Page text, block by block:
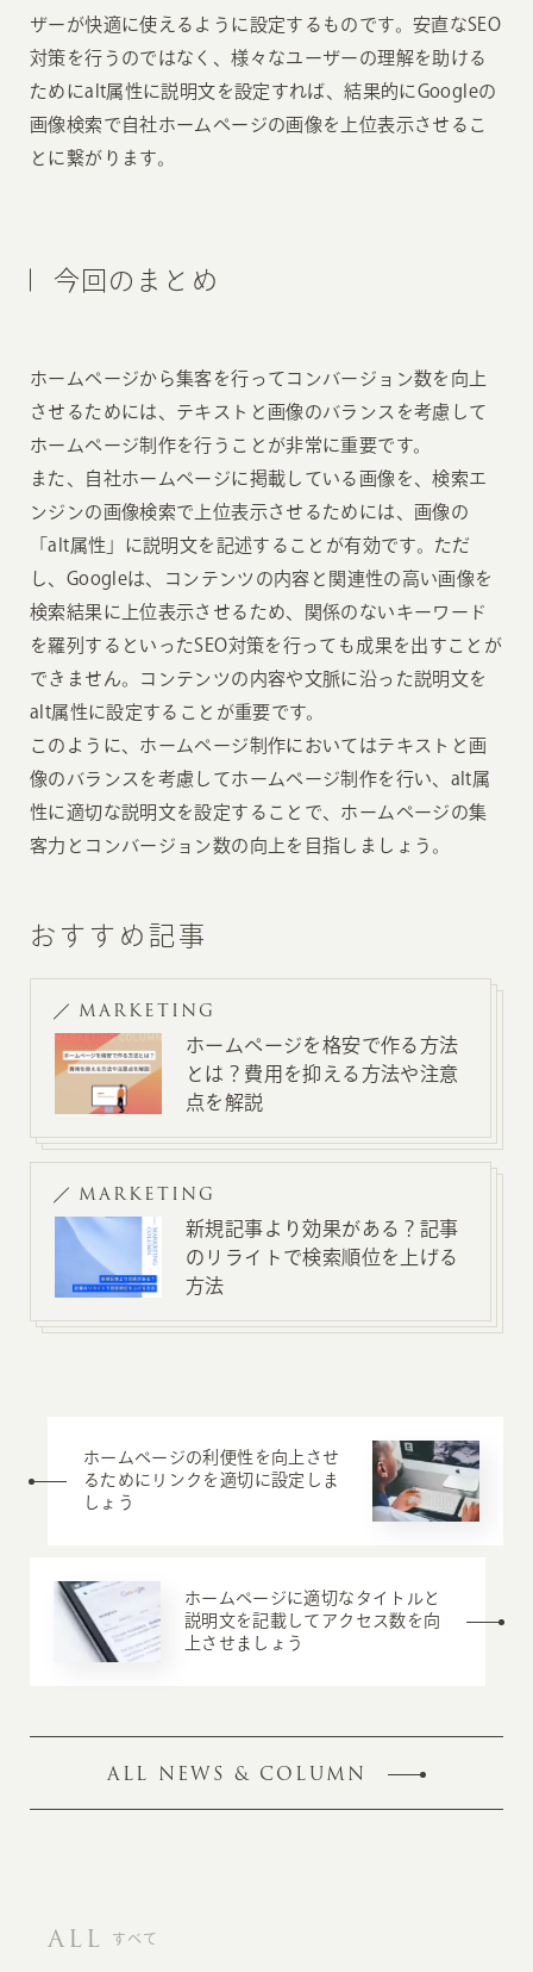
ザーが快適に使えるように設定するものです。安直なSEO
対策を行うのではなく、様々なユーザーの理解を助ける
ためにalt属性に説明文を設定すれば、結果的にGoogleの
画像検索で自社ホームページの画像を上位表示させるこ
とに繋がります。
今回のまとめ
ホームページから集客を行ってコンバージョン数を向上
させるためには、テキストと画像のバランスを考慮して
ホームページ制作を行うことが非常に重要です。
また、自社ホームページに掲載している画像を、検索エ
ンジンの画像検索で上位表示させるためには、画像の
「alt属性」に説明文を記述することが有効です。ただ
し、Googleは、コンテンツの内容と関連性の高い画像を
検索結果に上位表示させるため、関係のないキーワード
を羅列するといったSEO対策を行っても成果を出すことが
できません。コンテンツの内容や文脈に沿った説明文を
alt属性に設定することが重要です。
このように、ホームページ制作においてはテキストと画
像のバランスを考慮してホームページ制作を行い、alt属
性に適切な説明文を設定することで、ホームページの集
客力とコンバージョン数の向上を目指しましょう。
おすすめ記事
MARKETING
ホームページを格安で作る方法
とは？費用を抑える方法や注意
点を解説
MARKETING
新規記事より効果がある？記事
のリライトで検索順位を上げる
方法
ホームページの利便性を向上させ
るためにリンクを適切に設定しま
しょう
ホームページに適切なタイトルと
説明文を記載してアクセス数を向
上させましょう
ALL NEWS & COLUMN
ALL すべて